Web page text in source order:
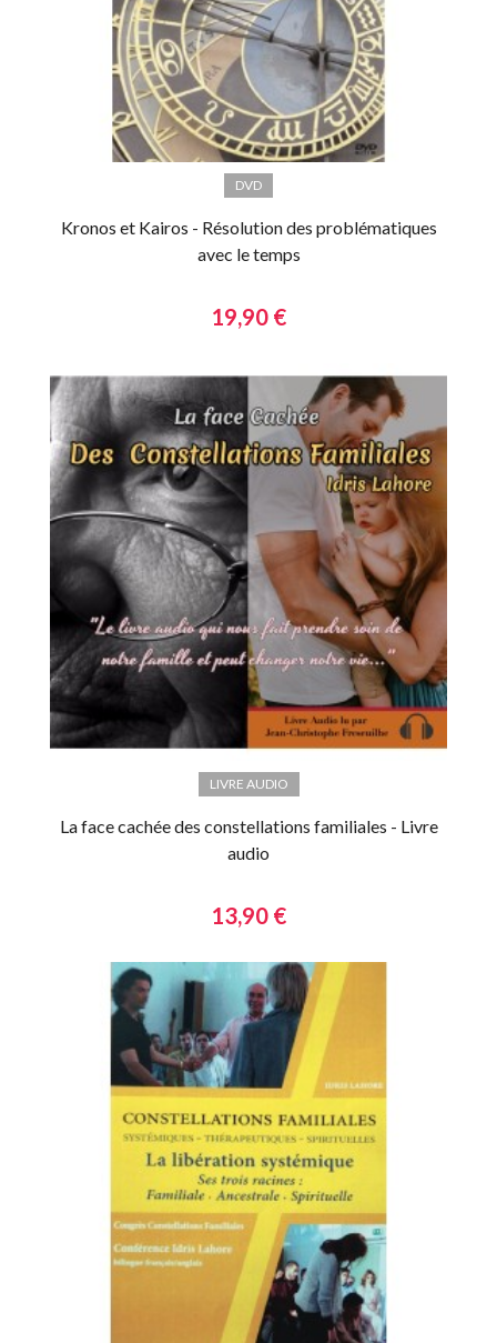
DVD
Kronos et Kairos - Résolution des problématiques
avec le temps
19,90 €
LIVRE AUDIO
La face cachée des constellations familiales - Livre
audio
13,90 €